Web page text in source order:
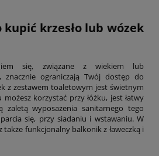
krzesło lub wózek
się, związane z wiekiem lub
znacznie ograniczają Twój dostęp do
z zestawem toaletowym jest świetnym
korzystać przy łóżku, jest łatwy
zaletą wyposażenia sanitarnego tego
się, przy siadaniu i wstawaniu. W
także funkcjonalny balkonik z ławeczką i